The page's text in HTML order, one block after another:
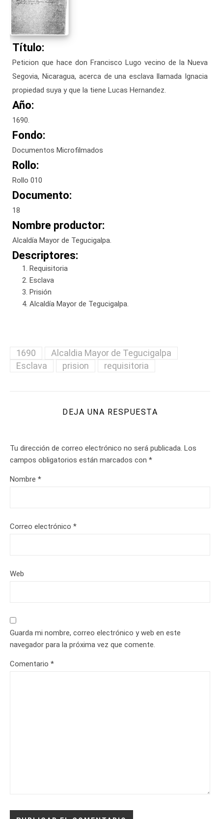
Título:
Peticion que hace don Francisco Lugo vecino de la Nueva
Segovia, Nicaragua, acerca de una esclava llamada Ignacia
propiedad suya y que la tiene Lucas Hernandez.
Año:
1690.
Fondo:
Documentos Microfilmados
Rollo:
Rollo 010
Documento:
18
Nombre productor:
Alcaldía Mayor de Tegucigalpa.
Descriptores:
Requisitoria
Esclava
Prisión
Alcaldía Mayor de Tegucigalpa.
1690
Alcaldia Mayor de Tegucigalpa
Esclava
prision requisitoria
DEJA UNA RESPUESTA
Tu dirección de correo electrónico no será publicada. Los
campos obligatorios están marcados con *
Nombre *
Correo electrónico *
Web
Guarda mi nombre, correo electrónico y web en este
navegador para la próxima vez que comente.
Comentario *